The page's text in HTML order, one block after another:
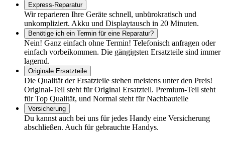
Express-Reparatur
Wir reparieren Ihre Geräte schnell, unbürokratisch und
unkompliziert. Akku und Displaytausch in 20 Minuten.
Benötige ich ein Termin für eine Reparatur?
Nein! Ganz einfach ohne Termin! Telefonisch anfragen oder
einfach vorbeikommen. Die gängigsten Ersatzteile sind immer
lagernd.
Originale Ersatzteile
Die Qualität der Ersatzteile stehen meistens unter den Preis!
Original-Teil steht für Original Ersatzteil. Premium-Teil steht
für Top Qualität, und Normal steht für Nachbauteile
Versicherung
Du kannst auch bei uns für jedes Handy eine Versicherung
abschließen. Auch für gebrauchte Handys.